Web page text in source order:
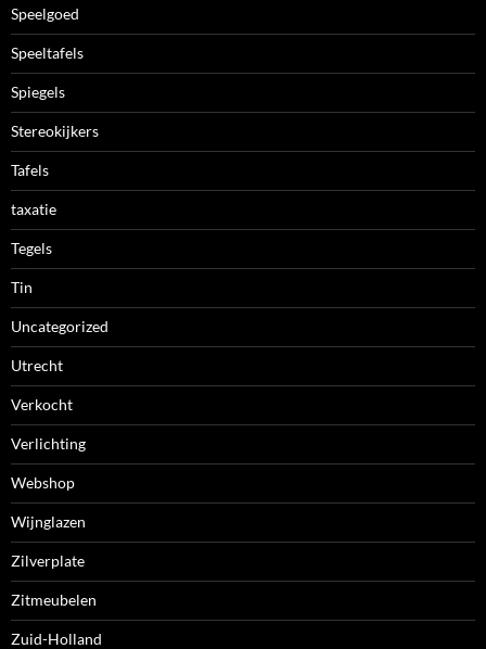
Speelgoed
Speeltafels
Spiegels
Stereokijkers
Tafels
taxatie
Tegels
Tin
Uncategorized
Utrecht
Verkocht
Verlichting
Webshop
Wijnglazen
Zilverplate
Zitmeubelen
Zuid-Holland